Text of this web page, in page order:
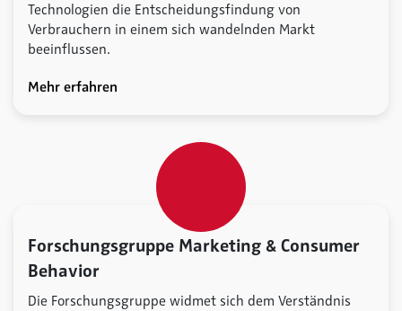
Technologien die Entscheidungsfindung von
Verbrauchern in einem sich wandelnden Markt
beeinflussen.
Mehr erfahren
Forschungsgruppe Marketing & Consumer
Behavior
Die Forschungsgruppe widmet sich dem Verständnis